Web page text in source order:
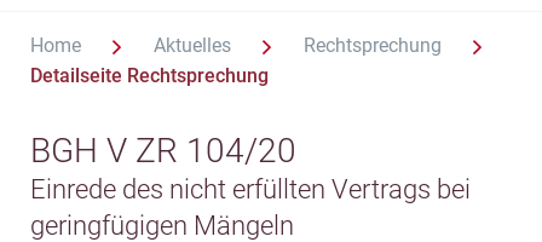
Home Aktuelles
Rechtsprechung
Detailseite Rechtsprechung
BGH V ZR 104/20
Einrede des nicht erfüllten Vertrags bei
geringfügigen Mängeln